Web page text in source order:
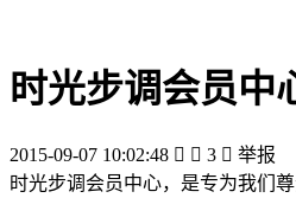
时光步调会员中
2015-09-07 10:02:48   3  举报
时光步调会员中心，是专为我们